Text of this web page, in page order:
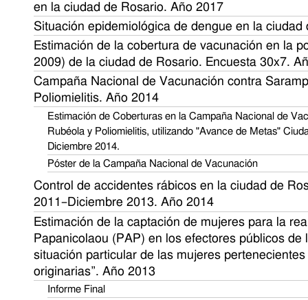
en la ciudad de Rosario. Año 2017
Situación epidemiológica de dengue en la ciudad
Estimación de la cobertura de vacunación en la
2009) de la ciudad de Rosario. Encuesta 30x7.
Campaña Nacional de Vacunación contra
Poliomielitis. Año 2014
Estimación de Coberturas en la Campaña Nacional de
Rubéola y Poliomielitis, utilizando "Avance de Metas"
Diciembre 2014.
Póster de la Campaña Nacional de Vacunación
Control de accidentes rábicos en la ciudad de
2011–Diciembre 2013. Año 2014
Estimación de la captación de mujeres para la
Papanicolaou (PAP) en los efectores públicos de
situación particular de las mujeres
originarias”. Año 2013
Informe Final